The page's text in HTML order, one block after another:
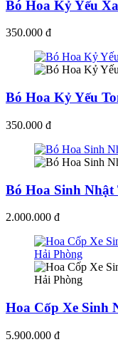
Bó Hoa Kỷ Yếu
350.000 đ
Bó Hoa Kỷ Yếu
350.000 đ
Bó Hoa Sinh Nhật
2.000.000 đ
Hoa Cốp Xe Sinh
5.900.000 đ